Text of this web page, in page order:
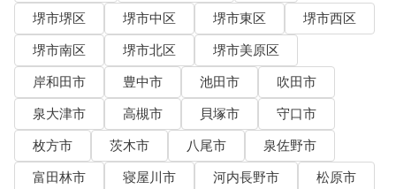
堺市堺区
堺市中区 堺市東区
堺市西区
堺市南区
堺市北区
堺市美原区
岸和田市
豊中市 池田市
吹田市
泉大津市
高槻市 貝塚市
守口市
枚方市
茨木市 八尾市
泉佐野市
富田林市
寝屋川市 河内長野市
松原市